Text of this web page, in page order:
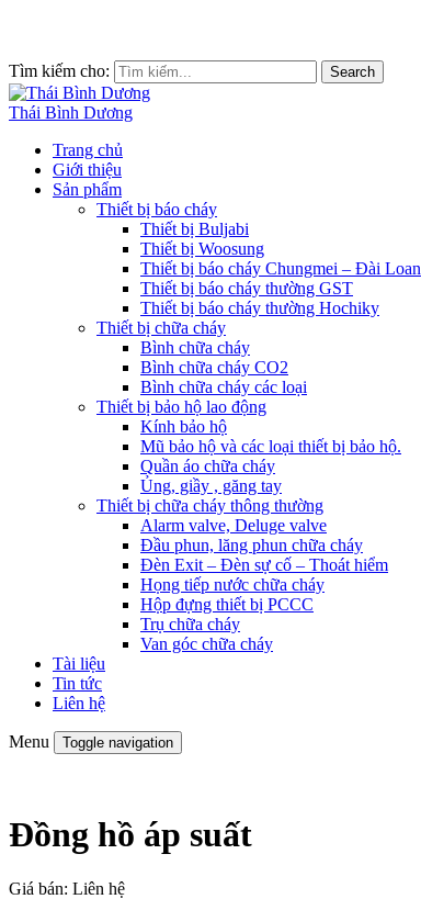
Tìm kiếm cho: Search
Thái Bình Dương
Trang chủ
Giới thiệu
Sản phẩm
Thiết bị báo cháy
Thiết bị Buljabi
Thiết bị Woosung
Thiết bị báo cháy Chungmei – Đài Loan
Thiết bị báo cháy thường GST
Thiết bị báo cháy thường Hochiky
Thiết bị chữa cháy
Bình chữa cháy
Bình chữa cháy CO2
Bình chữa cháy các loại
Thiết bị bảo hộ lao động
Kính bảo hộ
Mũ bảo hộ và các loại thiết bị bảo hộ.
Quần áo chữa cháy
Ủng, giầy , găng tay
Thiết bị chữa cháy thông thường
Alarm valve, Deluge valve
Đầu phun, lăng phun chữa cháy
Đèn Exit – Đèn sự cố – Thoát hiểm
Họng tiếp nước chữa cháy
Hộp đựng thiết bị PCCC
Trụ chữa cháy
Van góc chữa cháy
Tài liệu
Tin tức
Liên hệ
Menu Toggle navigation
Đồng hồ áp suất
Giá bán: Liên hệ